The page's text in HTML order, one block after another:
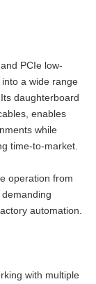
PCIe low-
a wide range
daughterboard
enables
while
time-to-market.
operation from
automation.
with multiple